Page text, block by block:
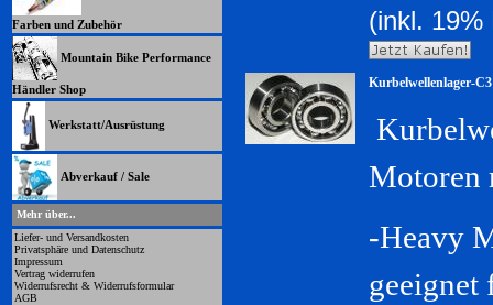
Farben und Zubehör
Mountain Bike Performance
Händler Shop
Werkstatt/Ausrüstung
Abverkauf / Sale
Mehr über...
Liefer- und Versandkosten
Privatsphäre und Datenschutz
Impressum
Vertrag widerrufen
Widerrufsrecht & Widerrufsformular
AGB
(inkl.
Kurbelwellenlager-
Motoren
-Heavy
geeignet